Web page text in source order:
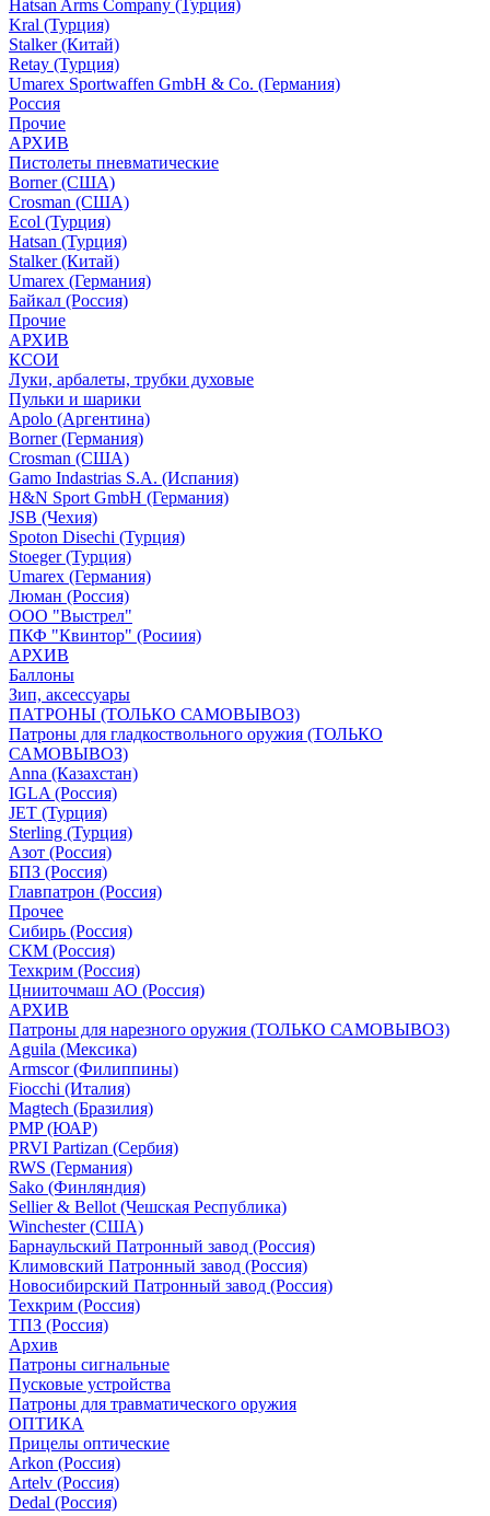
Hatsan Arms Company (Турция)
Kral (Турция)
Stalker (Китай)
Retay (Турция)
Umarex Sportwaffen GmbH & Co. (Германия)
Россия
Прочие
АРХИВ
Пистолеты пневматические
Borner (США)
Crosman (США)
Ecol (Турция)
Hatsan (Турция)
Stalker (Китай)
Umarex (Германия)
Байкал (Россия)
Прочие
АРХИВ
КСОИ
Луки, арбалеты, трубки духовые
Пульки и шарики
Apolo (Аргентина)
Borner (Германия)
Crosman (США)
Gamo Indastrias S.A. (Испания)
H&N Sport GmbH (Германия)
JSB (Чехия)
Spoton Disechi (Турция)
Stoeger (Турция)
Umarex (Германия)
Люман (Россия)
ООО "Выстрел"
ПКФ "Квинтор" (Росиия)
АРХИВ
Баллоны
Зип, аксессуары
ПАТРОНЫ (ТОЛЬКО САМОВЫВОЗ)
Патроны для гладкоствольного оружия (ТОЛЬКО
САМОВЫВОЗ)
Anna (Казахстан)
IGLA (Россия)
JET (Турция)
Sterling (Турция)
Азот (Россия)
БПЗ (Россия)
Главпатрон (Россия)
Прочее
Сибирь (Россия)
СКМ (Россия)
Техкрим (Россия)
Цнииточмаш АО (Россия)
АРХИВ
Патроны для нарезного оружия (ТОЛЬКО САМОВЫВОЗ)
Aguila (Мексика)
Armscor (Филиппины)
Fiocchi (Италия)
Magtech (Бразилия)
PMP (ЮАР)
PRVI Partizan (Сербия)
RWS (Германия)
Sako (Финляндия)
Sellier & Bellot (Чешская Республика)
Winchester (США)
Барнаульский Патронный завод (Россия)
Климовский Патронный завод (Россия)
Новосибирский Патронный завод (Россия)
Техкрим (Россия)
ТПЗ (Россия)
Архив
Патроны сигнальные
Пусковые устройства
Патроны для травматического оружия
ОПТИКА
Прицелы оптические
Arkon (Россия)
Artelv (Россия)
Dedal (Россия)